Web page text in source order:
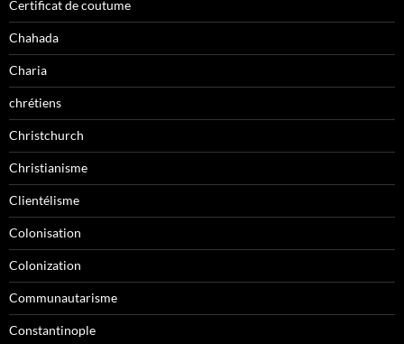
Certificat de coutume
Chahada
Charia
chrétiens
Christchurch
Christianisme
Clientélisme
Colonisation
Colonization
Communautarisme
Constantinople